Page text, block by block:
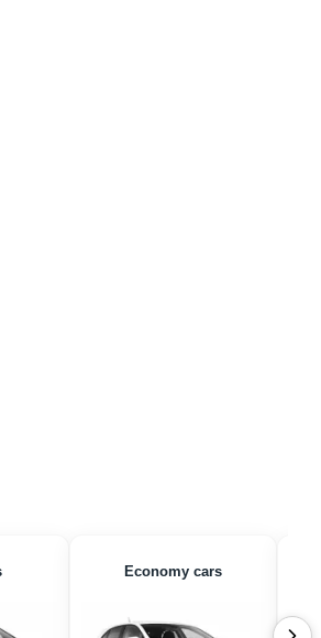
Economy cars